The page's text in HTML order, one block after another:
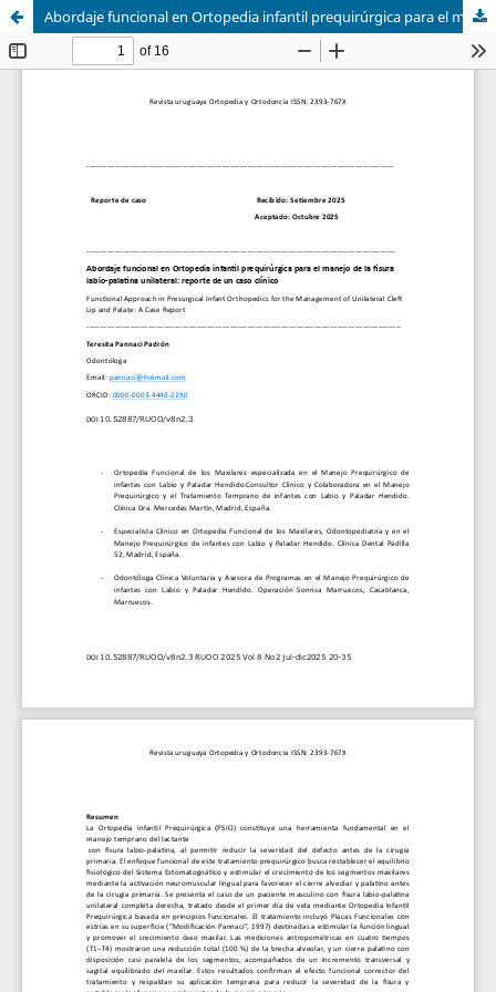
Abordaje funcional en Ortopedia infantil prequirúrgica para el manejo de la fisura labio-palatina unilateral: reporte de un caso clínico